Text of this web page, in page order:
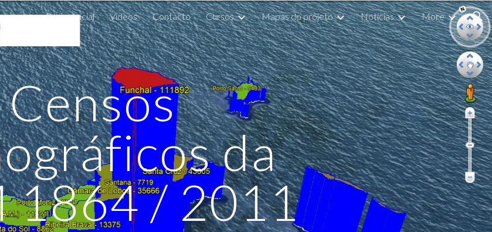
content Skip to navigation
Página inicial Vídeos Contacto Cursos Mapas do projeto Noticias More
Censos
da
1864 / 2011